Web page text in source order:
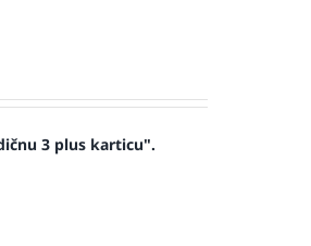
3 plus karticu".